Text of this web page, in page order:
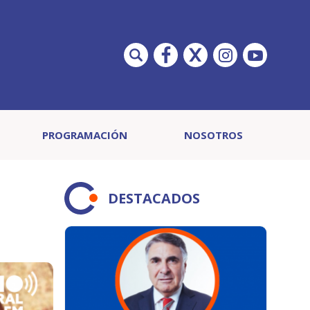
PROGRAMACIÓN NOSOTROS
DESTACADOS